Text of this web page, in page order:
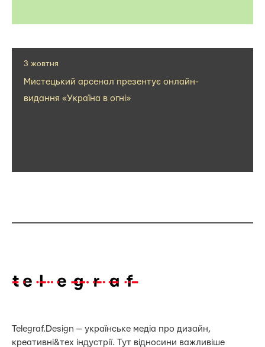
3 жовтня
Мистецький арсенал презентує онлайн-
видання «Україна в огні»
Telegraf.Design — українське медіа про дизайн,
креативні&тех індустрії. Тут відносини важливіше